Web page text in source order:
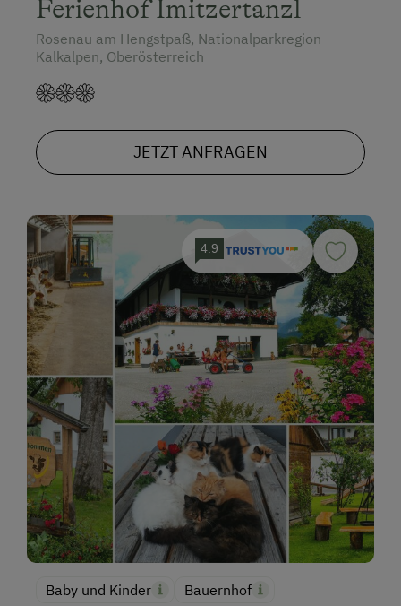
Ferienhof Imitzertanzl
Rosenau am Hengstpaß, Nationalparkregion
Kalkalpen, Oberösterreich
JETZT ANFRAGEN
4.9
Baby und Kinder Bauernhof